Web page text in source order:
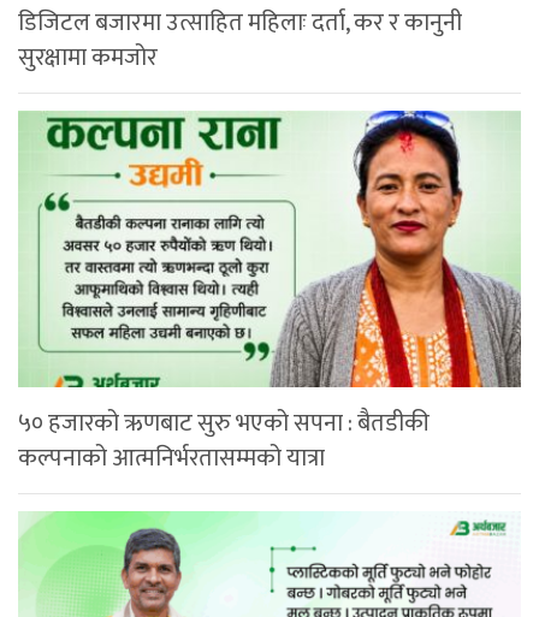
डिजिटल बजारमा उत्साहित महिलाः दर्ता, कर र कानुनी
सुरक्षामा कमजोर
५० हजारको ऋणबाट सुरु भएको सपना : बैतडीकी
कल्पनाको आत्मनिर्भरतासम्मको यात्रा